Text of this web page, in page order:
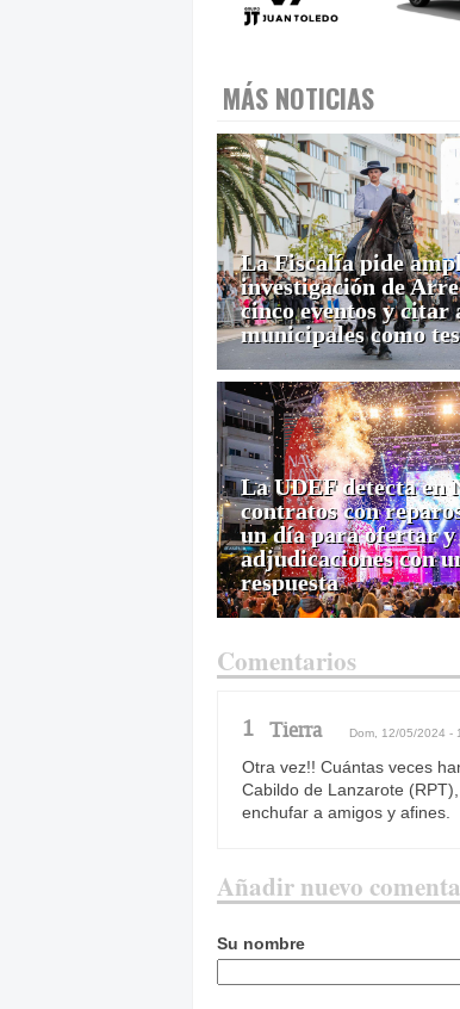
MÁS NOTICIAS
La Fiscalía pide
investigación de
cinco eventos y citar
municipales como
La UDEF detecta en
contratos con
un día para ofertar y
adjudicaciones con
respuesta
Comentarios
1 Tierra Dom, 12/05/2024 -
Otra vez!! Cuántas veces
Cabildo de Lanzarote
enchufar a amigos y afines.
Añadir nuevo
Su nombre